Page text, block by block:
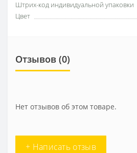
Штрих-код индивидуальной упаковки
Цвет
Отзывов (0)
Нет отзывов об этом товаре.
+ Написать отзыв